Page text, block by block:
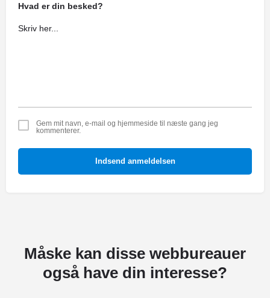
Hvad er din besked?
Gem mit navn, e-mail og hjemmeside til næste gang jeg
kommenterer.
Indsend anmeldelsen
Måske kan disse webbureauer
også have din interesse?